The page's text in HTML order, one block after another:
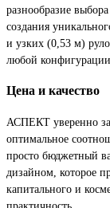
разнообразие
создания
и узких (0,53 м)
любой конфигурации.
Цена и качество
АСПЕКТ уверенно
оптимальное
просто бюджетный
дизайном, которое
капитального и
практичность.